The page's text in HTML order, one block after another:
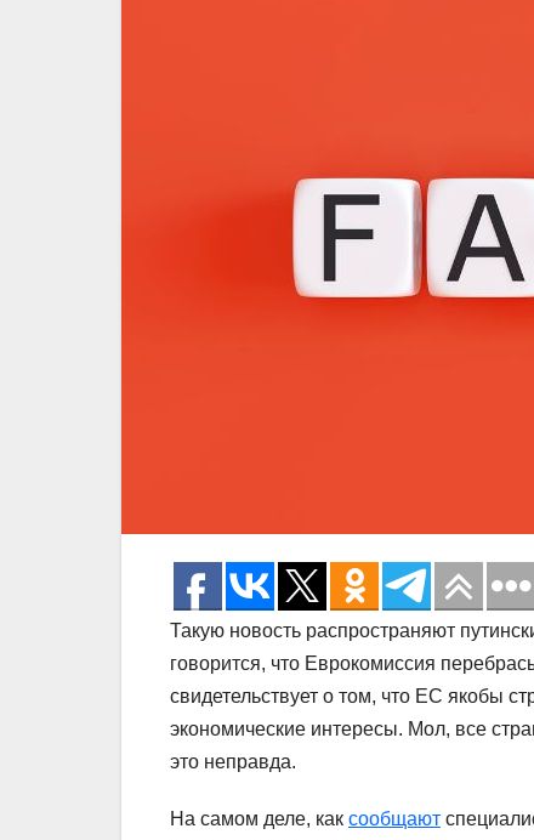
Такую новость распространяют
говорится, что Еврокомиссия
свидетельствует о том, что ЕС якобы
экономические интересы. Мол, все
это неправда.
На самом деле, как сообщают